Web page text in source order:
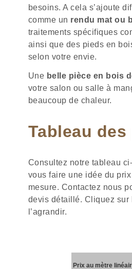
besoins. A cela s’ajoute
comme un rendu mat ou
traitements spécifiques
ainsi que des pieds en
selon votre envie.
Une belle pièce en bois
votre salon ou salle à
beaucoup de chaleur.
Tableau
Consultez notre tableau
vous faire une idée du
mesure. Contactez nous
devis détaillé. Cliquez sur
l’agrandir.